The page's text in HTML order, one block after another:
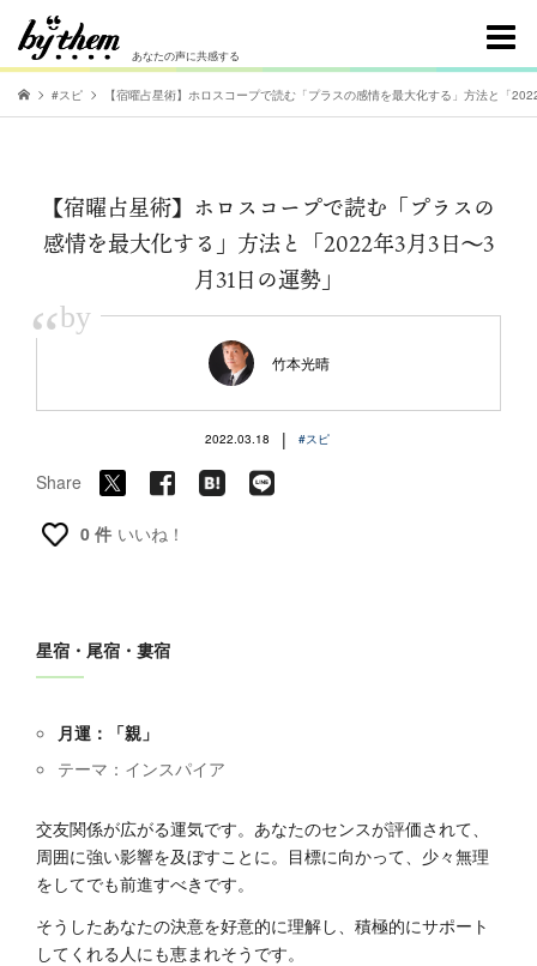
あなたの声に共感する
#スピ 【宿曜占星術】ホロスコープで読む「プラスの感情を最大化する」方法と「
【宿曜占星術】ホロスコープで読む「プラスの
感情を最大化する」方法と「2022年3月3日～3
月31日の運勢」
“by
竹本光晴
2022.03.18 | #スピ
Share
0 件 いいね！
星宿・尾宿・婁宿
月運：「親」
テーマ：インスパイア
交友関係が広がる運気です。あなたのセンスが評価されて、
周囲に強い影響を及ぼすことに。目標に向かって、少々無理
をしてでも前進すべきです。
そうしたあなたの決意を好意的に理解し、積極的にサポート
してくれる人にも恵まれそうです。